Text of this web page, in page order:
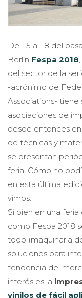
Del 15 al 18 del
Berlín Fespa 2018
del sector de la
-acrónimo de
Associations-
asociaciones de
desde entonces
de técnicas y
se presentan
feria. Cómo no
en esta última
vimos.
Si bien en una
como Fespa 2018
todo (maquinaria
soluciones para
tendencia del
interés es la
vinilos de fácil